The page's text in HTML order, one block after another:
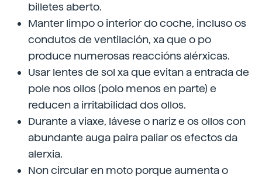
billetes aberto.
Manter limpo o interior do coche, incluso os
condutos de ventilación, xa que o po
produce numerosas reaccións alérxicas.
Usar lentes de sol xa que evitan a entrada de
pole nos ollos (polo menos en parte) e
reducen a irritabilidad dos ollos.
Durante a viaxe, lávese o nariz e os ollos con
abundante auga paira paliar os efectos da
alerxia.
Non circular en moto porque aumenta o